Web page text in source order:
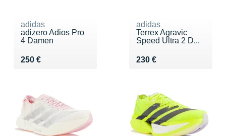
adidas
adizero Adios Pro
4 Damen
250 €
Vendu 250 €
adidas
Terrex Agravic
Speed Ultra 2 D...
230 €
Vendu 230 €